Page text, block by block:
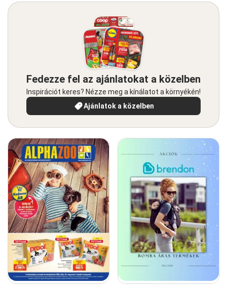
Fedezze fel az ajánlatokat a közelben
Inspirációt keres? Nézze meg a kínálatot a környékén!
Ajánlatok a közelben